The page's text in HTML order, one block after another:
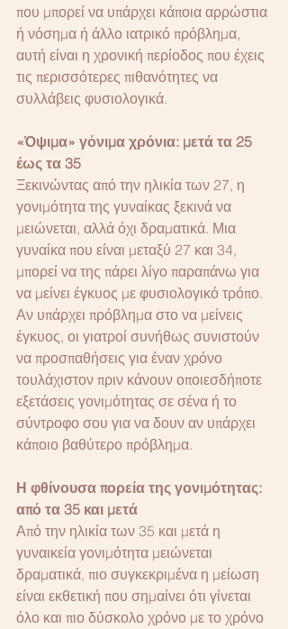
που μπορεί να υπάρχει κάποια αρρώστια
ή νόσημα ή άλλο ιατρικό πρόβλημα,
αυτή είναι η χρονική περίοδος που έχεις
τις περισσότερες πιθανότητες να
συλλάβεις φυσιολογικά.
«Όψιμα» γόνιμα χρόνια: μετά τα 25
έως τα 35
Ξεκινώντας από την ηλικία των 27, η
γονιμότητα της γυναίκας ξεκινά να
μειώνεται, αλλά όχι δραματικά. Μια
γυναίκα που είναι μεταξύ 27 και 34,
μπορεί να της πάρει λίγο παραπάνω για
να μείνει έγκυος με φυσιολογικό τρόπο.
Αν υπάρχει πρόβλημα στο να μείνεις
έγκυος, οι γιατροί συνήθως συνιστούν
να προσπαθήσεις για έναν χρόνο
τουλάχιστον πριν κάνουν οποιεσδήποτε
εξετάσεις γονιμότητας σε σένα ή το
σύντροφο σου για να δουν αν υπάρχει
κάποιο βαθύτερο πρόβλημα.
Η φθίνουσα πορεία της γονιμότητας:
από τα 35 και μετά
Από την ηλικία των 35 και μετά η
γυναικεία γονιμότητα μειώνεται
δραματικά, πιο συγκεκριμένα η μείωση
είναι εκθετική που σημαίνει ότι γίνεται
όλο και πιο δύσκολο χρόνο με το χρόνο